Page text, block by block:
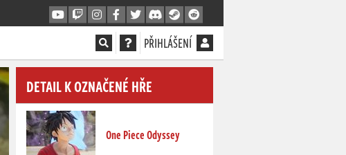
PŘIHLÁŠENÍ
DETAIL K OZNAČENÉ HŘE
One Piece Odyssey